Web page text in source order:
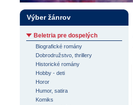
Výber žánrov
Beletria pre dospelých
Biografické romány
Dobrodružstvo, thrillery
Historické romány
Hobby - deti
Horor
Humor, satira
Komiks